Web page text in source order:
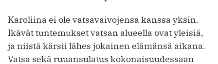
Karoliina ei ole vatsavaivojensa kanssa yksin.
Ikävät tuntemukset vatsan alueella ovat yleisiä,
ja niistä kärsii lähes jokainen elämänsä aikana.
Vatsa sekä ruuansulatus kokonaisuudessaan